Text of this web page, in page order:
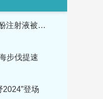
质量管理规范
被列入“违规名
0.22元/支价格
步伐提速
登场